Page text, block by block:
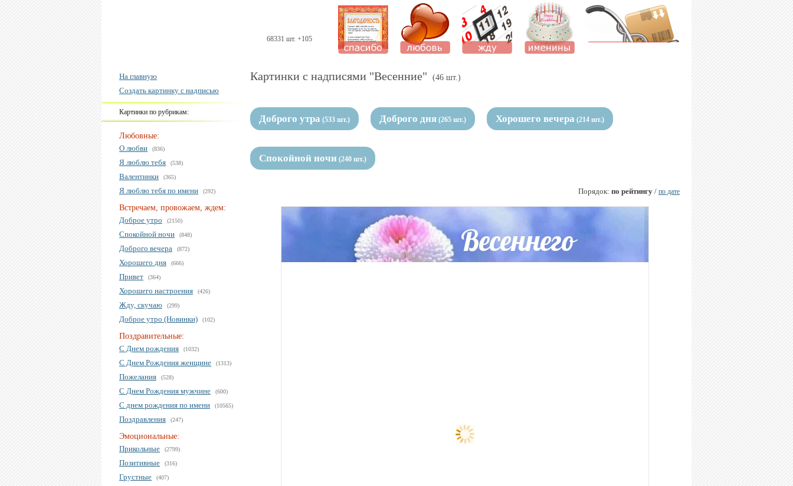
68331 шт. +105
На главную
Создать картинку с надписью
Картинки по рубрикам:
Любовные:
О любви
(836)
Я люблю тебя (538)
Валентинки (365)
Я люблю тебя по имени (292)
Встречаем, провожаем, ждем:
Доброе утро
(2150)
Спокойной ночи (848)
Доброго вечера (872)
Хорошего дня (666)
Привет (364)
Хорошего настроения (426)
Жду, скучаю (299)
Доброе утро (Новинки) (102)
Поздравительные:
С Днем рождения
(1032)
С Днем Рождения женщине (1313)
Пожелания (528)
С Днем Рождения мужчине (600)
С днем рождения по имени (10565)
Поздравления (247)
Эмоциональные:
Прикольные
(2799)
Позитивные (316)
Грустные (407)
Картинки с надписями "Весенние" (46 шт.)
Доброго утра (533 шт.) Доброго дня (265 шт.) Хорошего вечера (214 шт.)
Спокойной ночи (240 шт.)
Порядок: по рейтингу / по дате